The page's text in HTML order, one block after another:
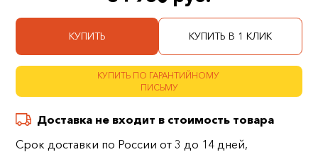
КУПИТЬ КУПИТЬ В 1 КЛИК
КУПИТЬ ПО ГАРАНТИЙНОМУ
ПИСЬМУ
Доставка не входит в стоимость товара
Срок доставки по России от 3 до 14 дней,